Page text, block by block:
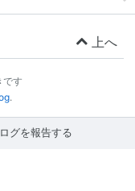
上へ
です
.
グを報告する